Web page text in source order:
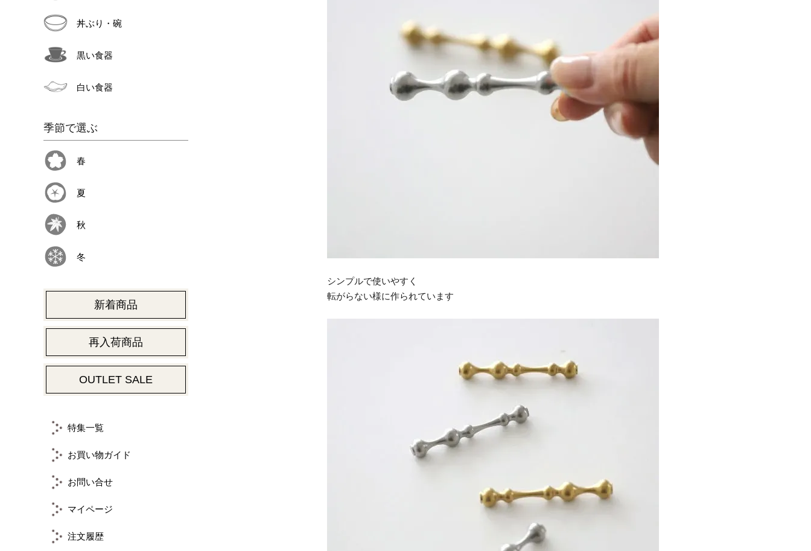
丼ぶり・碗
黒い食器
白い食器
季節で選ぶ
春
夏
秋
冬
新着商品
再入荷商品
OUTLET SALE
特集一覧
お買い物ガイド
お問い合せ
マイページ
注文履歴
シンプルで使いやすく
転がらない様に作られています